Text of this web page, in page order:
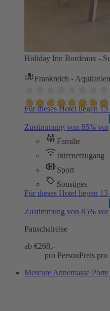
Holiday Inn Bordeaux -
Frankreich -
Für dieses Hotel liegen
Zustimmung von 85% vor
Familie
Internetzugang
Sport
Sonstiges
Für dieses Hotel liegen
Zustimmung von 85% vor
Pauschalreise
ab €268,-
pro PersonPreis pro
Mercure Annemasse